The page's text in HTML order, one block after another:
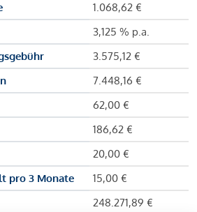
1.068,62 €
3,125 % p.a.
3.575,12 €
7.448,16 €
62,00 €
186,62 €
20,00 €
pro 3 Monate
15,00 €
248.271,89 €